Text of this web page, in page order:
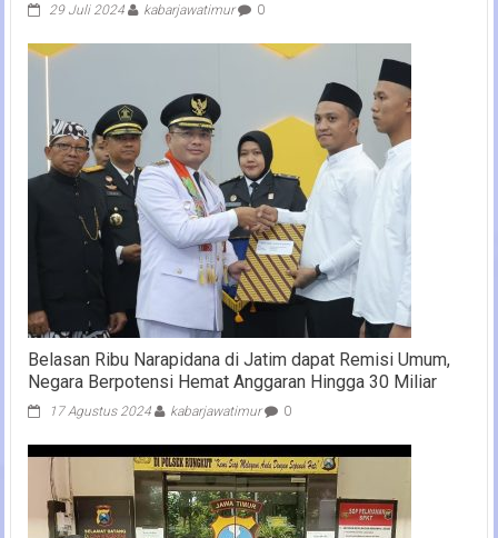
29 Juli 2024 kabarjawatimur 0
Belasan Ribu Narapidana di Jatim dapat Remisi Umum,
Negara Berpotensi Hemat Anggaran Hingga 30 Miliar
17 Agustus 2024 kabarjawatimur 0